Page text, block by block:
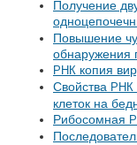
Получение
Повышение
обнаружения
РНК копия
Свойства РНК
клеток на
Рибосомная